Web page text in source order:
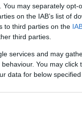
may separately opt-
on the IAB’s list of
to third parties on the
third parties.
services and may
You may click
data for below
ezúttal is